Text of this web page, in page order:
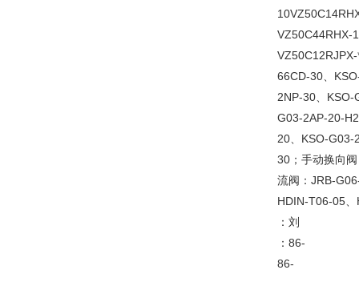
VZ50C44RHX-
66CD-30、
2NP-30、
G03-2AP-20-
20、KSO-G03-
30；手动换向
流阀：JRB-
HDIN-T06-05
：刘
：86-
86-